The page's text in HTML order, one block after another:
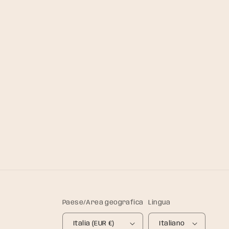
Paese/Area geografica
Italia (EUR €)
Lingua
Italiano